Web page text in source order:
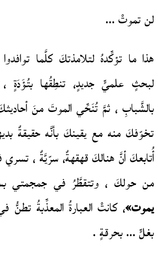
لن تموتْ …
هذا ما تؤكِّدهُ لتلامذتكَ كلَّما
لبحثٍ علميٍّ جديدٍ، تنطِقُها بتُؤَدَةٍ
بالشَّبابِ ، ثمَّ تُنَحِّي الموتَ منَ
تخوّفكَ منه مع يقينكَ بأنَّه حقيقةٌ
أُتابعكَ أنَّ هنالكَ قهقهةٌ، سرّيَّةٌ ، تسري
من حولكَ ، وتتقطَّرُ في جمجمتي
يموت»، كانتْ العبارةُ المعذِّبةُ
بغلٍّ … بحرقةٍ .